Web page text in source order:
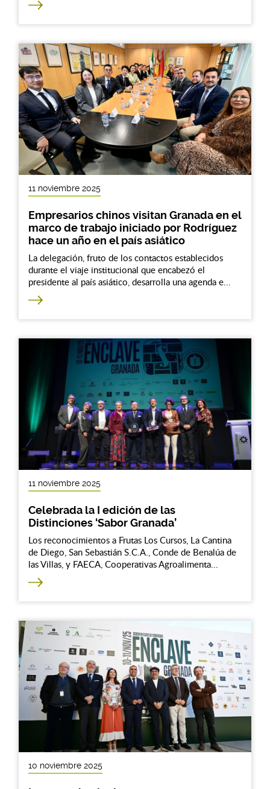
11 noviembre 2025
Empresarios chinos visitan Granada en el
marco de trabajo iniciado por Rodríguez
hace un año en el país asiático
La delegación, fruto de los contactos establecidos
durante el viaje institucional que encabezó el
presidente al país asiático, desarrolla una agenda e...
11 noviembre 2025
Celebrada la I edición de las
Distinciones ‘Sabor Granada’
Los reconocimientos a Frutas Los Cursos, La Cantina
de Diego, San Sebastián S.C.A., Conde de Benalúa de
las Villas, y FAECA, Cooperativas Agroalimenta...
10 noviembre 2025